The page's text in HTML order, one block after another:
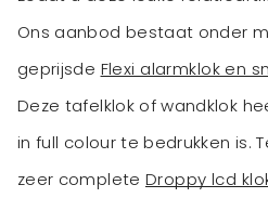
Ons aanbod bestaat onder
geprijsde Flexi alarmklok en
Deze tafelklok of wandklok
in full colour te bedrukken is.
zeer complete Droppy lcd